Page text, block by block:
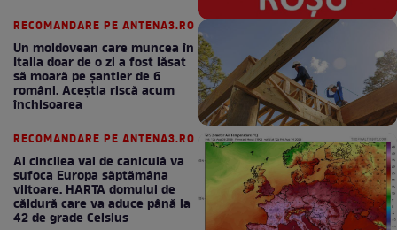
RECOMANDARE PE ANTENA3.RO
Un moldovean care muncea în
Italia doar de o zi a fost lăsat
să moară pe şantier de 6
români. Aceștia riscă acum
închisoarea
RECOMANDARE PE ANTENA3.RO
Al cincilea val de caniculă va
sufoca Europa săptămâna
viitoare. HARTA domului de
căldură care va aduce până la
42 de grade Celsius